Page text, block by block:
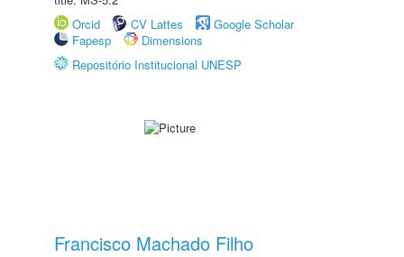
Orcid
CV Lattes
Google Scholar
Fapesp
Dimensions
Repositório Institucional UNESP
Francisco Machado Filho